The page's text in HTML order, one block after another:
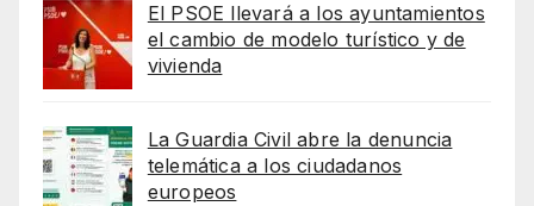
El PSOE llevará a los ayuntamientos
el cambio de modelo turístico y de
vivienda
La Guardia Civil abre la denuncia
telemática a los ciudadanos
europeos